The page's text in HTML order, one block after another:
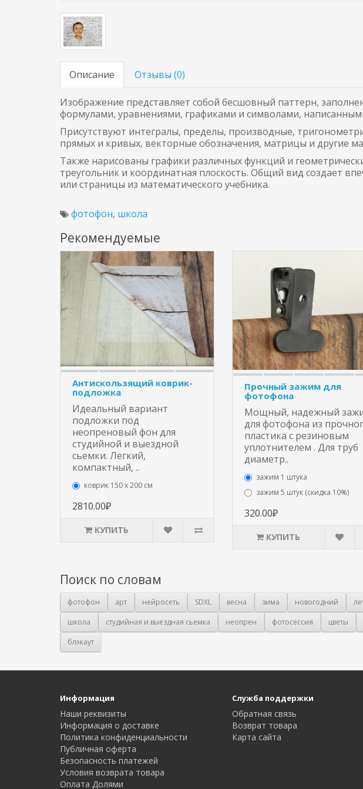
Описание Отзывы (0)
Изображение представляет собой бесшовный паттерн,
формулами, уравнениями, графиками и символами,
Присутствуют интегралы, пределы, производные,
прямых и кривых, векторные обозначения, матрицы и другие
Также нарисованы графики различных функций и
треугольник и координатная плоскость. Общий вид создает
или страницы из математического учебника.
фотофон, школа
Рекомендуемые
Антискользящий коврик-
подложка
Идеальный вариант
подложки под
неопреновый фон для
студийной и выездной
сьемки. Легкий,
компактный, ..
коврик 150 х 200 см
2810.00₽
КУПИТЬ
Прочный зажим для
фотофона
Мощный, надежный
для фотофона из
пластика с резиновым
уплотнителем . Для труб
диаметр..
зажим 1 штука
зажим 5 штук (скидка 10%)
320.00₽
КУПИТЬ
Поиск по словам
фотофон арт нейросеть SDXL весна зима новогодний
школа
студийная и выездная сьемка неопрен фотосессия цветы
блэкаут
Информация
Наши реквизиты
Информация о доставке
Политика конфиденциальности
Публичная оферта
Безопасность платежей
Условия возврата товара
Оплата Долями
Служба поддержки
Обратная связь
Возврат товара
Карта сайта